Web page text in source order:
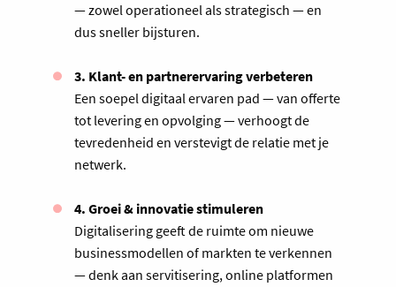
— zowel operationeel als strategisch — en
dus sneller bijsturen.
3. Klant- en partnerervaring verbeteren
Een soepel digitaal ervaren pad — van offerte
tot levering en opvolging — verhoogt de
tevredenheid en verstevigt de relatie met je
netwerk.
4. Groei & innovatie stimuleren
Digitalisering geeft de ruimte om nieuwe
businessmodellen of markten te verkennen
— denk aan servitisering, online platformen